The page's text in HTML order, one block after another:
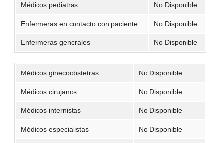
Médicos pediatras No Disponible
Enfermeras en contacto con paciente No Disponible
Enfermeras generales No Disponible
Médicos ginecoobstetras No Disponible
Médicos cirujanos No Disponible
Médicos internistas No Disponible
Médicos especialistas No Disponible